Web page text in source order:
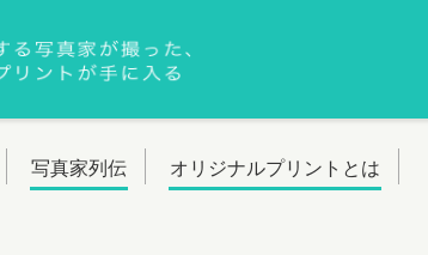
写真家列伝 オリジナルプリントとは